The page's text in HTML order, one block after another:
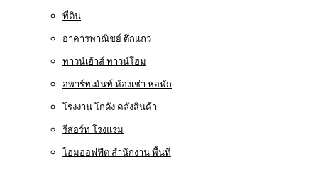
ที่ดิน
อาคารพาณิชย์ ตึกแถว
ทาวน์เฮ้าส์ ทาวน์โฮม
อพาร์ทเม้นท์ ห้องเช่า หอพัก
โรงงาน โกดัง คลังสินค้า
รีสอร์ท โรงแรม
โฮมออฟฟิต สำนักงาน พื้นที่